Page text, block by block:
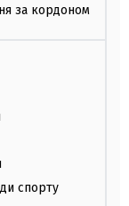
за кордоном
спорту